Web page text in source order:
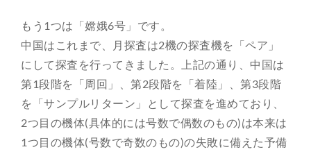
もう1つは「嫦娥6号」です。
中国はこれまで、月探査は2機の探査機を「ペア」
にして探査を行ってきました。上記の通り、中国は
第1段階を「周回」、第2段階を「着陸」、第3段階
を「サンプルリターン」として探査を進めており、
2つ目の機体(具体的には号数で偶数のもの)は本来は
1つ目の機体(号数で奇数のもの)の失敗に備えた予備